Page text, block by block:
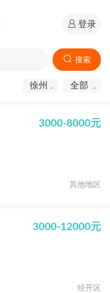
登录
搜索
徐州 全部
3000-8000元
其他地区
3000-12000元
经开区